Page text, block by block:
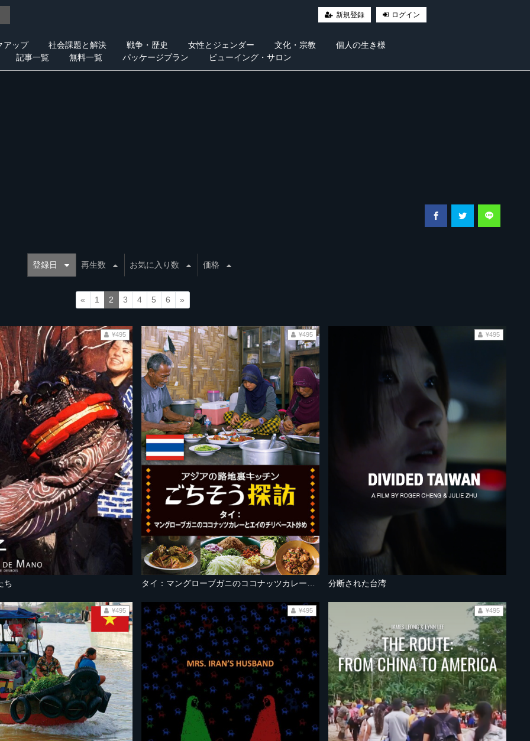
新規登録 ログイン
アップ 社会課題と解決 戦争・歴史 女性とジェンダー 文化・宗教
個人の生き様
記事一覧
無料一覧 パッケージプラン ビューイング・サロン
登録日 再生数 お気に入り数 価格
« 1 2 3 4 5 6 »
ち
¥495
タイ：マングローブガニのココナッツカレーとエイのチリペースト炒め
¥495
分断された台湾
¥495
¥495 ¥495 ¥495